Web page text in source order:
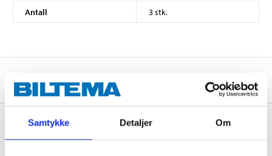
Samtykke Detaljer Om
Antall
3 stk.
Om produsenten